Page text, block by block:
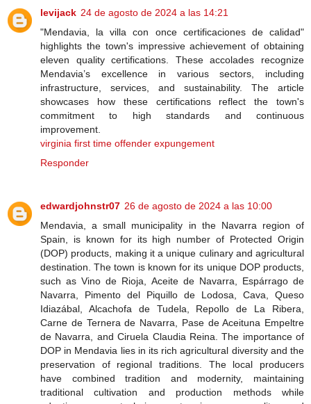
levijack 24 de agosto de 2024 a las 14:21
"Mendavia, la villa con once certificaciones de calidad"
highlights the town's impressive achievement of obtaining
eleven quality certifications. These accolades recognize
Mendavia’s excellence in various sectors, including
infrastructure, services, and sustainability. The article
showcases how these certifications reflect the town's
commitment to high standards and continuous
improvement.
virginia first time offender expungement
Responder
edwardjohnstr07 26 de agosto de 2024 a las 10:00
Mendavia, a small municipality in the Navarra region of
Spain, is known for its high number of Protected Origin
(DOP) products, making it a unique culinary and agricultural
destination. The town is known for its unique DOP products,
such as Vino de Rioja, Aceite de Navarra, Espárrago de
Navarra, Pimento del Piquillo de Lodosa, Cava, Queso
Idiazábal, Alcachofa de Tudela, Repollo de La Ribera,
Carne de Ternera de Navarra, Pase de Aceituna Empeltre
de Navarra, and Ciruela Claudia Reina. The importance of
DOP in Mendavia lies in its rich agricultural diversity and the
preservation of regional traditions. The local producers
have combined tradition and modernity, maintaining
traditional cultivation and production methods while